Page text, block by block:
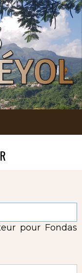
pour Fondas